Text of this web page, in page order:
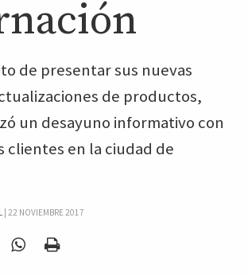
de presentar sus nuevas
de productos,
un desayuno informativo con
clientes en la ciudad de
| 22 NOVIEMBRE 2017